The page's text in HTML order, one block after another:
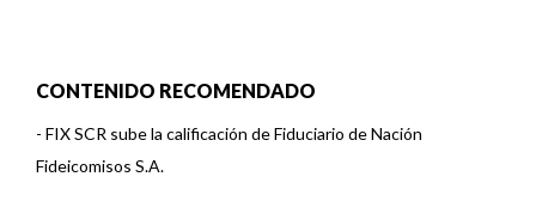
CONTENIDO RECOMENDADO
- FIX SCR sube la calificación de Fiduciario de Nación
Fideicomisos S.A.